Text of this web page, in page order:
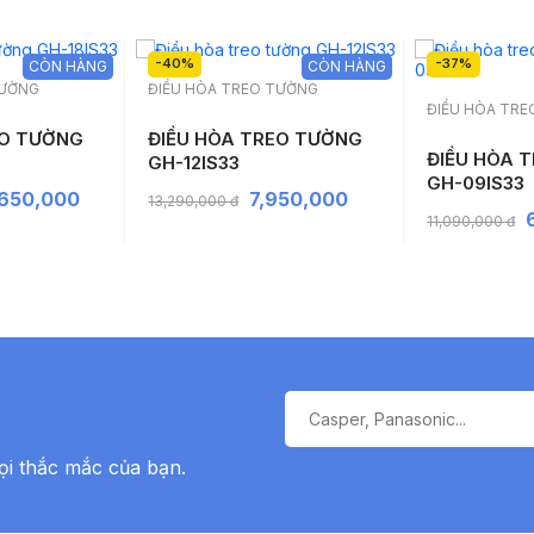
TƯỜNG
CÒN HÀNG -40%
ĐIỀU HÒA TREO TƯỜNG
ĐIỀU HÒA TREO TƯỜNG
GH-12IS33
CÒN HÀNG
13,290,000 đ 7,950,000
-37%
ĐIỀU HÒA
ĐIỀU HÒA
GH-09IS33
11,090,000 đ
thắc mắc của bạn.